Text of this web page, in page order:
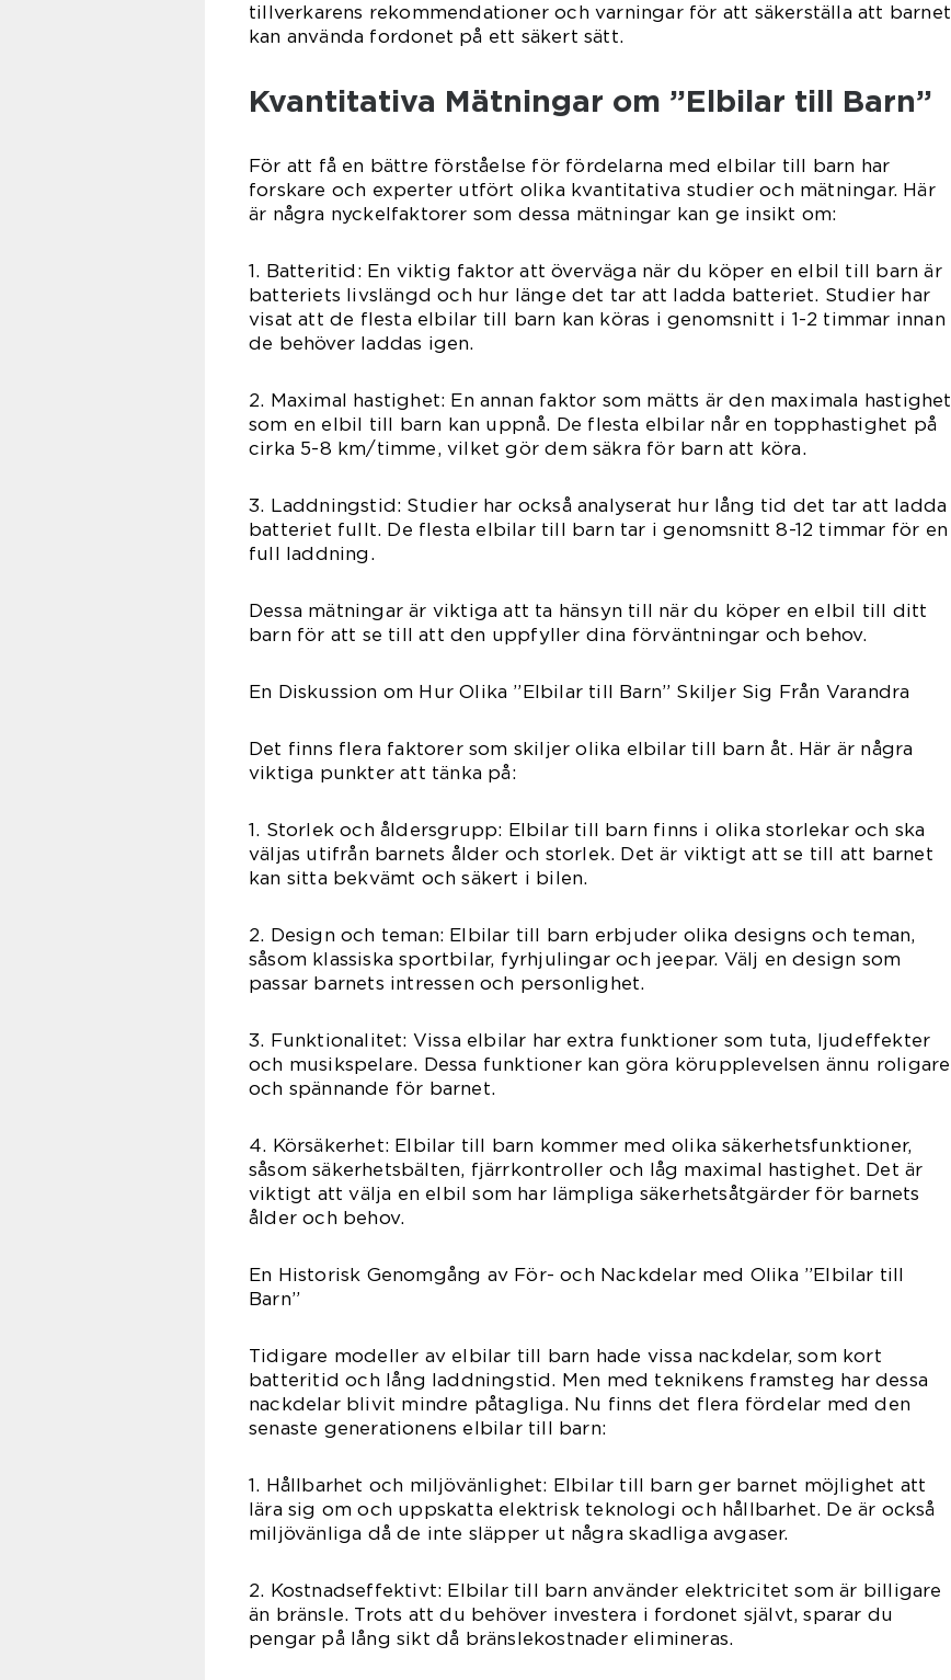
tillverkarens rekommendationer och varningar för att säkerställa att barnet
kan använda fordonet på ett säkert sätt.
Kvantitativa Mätningar om ”Elbilar till Barn”
För att få en bättre förståelse för fördelarna med elbilar till barn har
forskare och experter utfört olika kvantitativa studier och mätningar. Här
är några nyckelfaktorer som dessa mätningar kan ge insikt om:
1. Batteritid: En viktig faktor att överväga när du köper en elbil till barn är
batteriets livslängd och hur länge det tar att ladda batteriet. Studier har
visat att de flesta elbilar till barn kan köras i genomsnitt i 1-2 timmar innan
de behöver laddas igen.
2. Maximal hastighet: En annan faktor som mätts är den maximala hastighet
som en elbil till barn kan uppnå. De flesta elbilar når en topphastighet på
cirka 5-8 km/timme, vilket gör dem säkra för barn att köra.
3. Laddningstid: Studier har också analyserat hur lång tid det tar att ladda
batteriet fullt. De flesta elbilar till barn tar i genomsnitt 8-12 timmar för en
full laddning.
Dessa mätningar är viktiga att ta hänsyn till när du köper en elbil till ditt
barn för att se till att den uppfyller dina förväntningar och behov.
En Diskussion om Hur Olika ”Elbilar till Barn” Skiljer Sig Från Varandra
Det finns flera faktorer som skiljer olika elbilar till barn åt. Här är några
viktiga punkter att tänka på:
1. Storlek och åldersgrupp: Elbilar till barn finns i olika storlekar och ska
väljas utifrån barnets ålder och storlek. Det är viktigt att se till att barnet
kan sitta bekvämt och säkert i bilen.
2. Design och teman: Elbilar till barn erbjuder olika designs och teman,
såsom klassiska sportbilar, fyrhjulingar och jeepar. Välj en design som
passar barnets intressen och personlighet.
3. Funktionalitet: Vissa elbilar har extra funktioner som tuta, ljudeffekter
och musikspelare. Dessa funktioner kan göra körupplevelsen ännu roligare
och spännande för barnet.
4. Körsäkerhet: Elbilar till barn kommer med olika säkerhetsfunktioner,
såsom säkerhetsbälten, fjärrkontroller och låg maximal hastighet. Det är
viktigt att välja en elbil som har lämpliga säkerhetsåtgärder för barnets
ålder och behov.
En Historisk Genomgång av För- och Nackdelar med Olika ”Elbilar till
Barn”
Tidigare modeller av elbilar till barn hade vissa nackdelar, som kort
batteritid och lång laddningstid. Men med teknikens framsteg har dessa
nackdelar blivit mindre påtagliga. Nu finns det flera fördelar med den
senaste generationens elbilar till barn:
1. Hållbarhet och miljövänlighet: Elbilar till barn ger barnet möjlighet att
lära sig om och uppskatta elektrisk teknologi och hållbarhet. De är också
miljövänliga då de inte släpper ut några skadliga avgaser.
2. Kostnadseffektivt: Elbilar till barn använder elektricitet som är billigare
än bränsle. Trots att du behöver investera i fordonet självt, sparar du
pengar på lång sikt då bränslekostnader elimineras.